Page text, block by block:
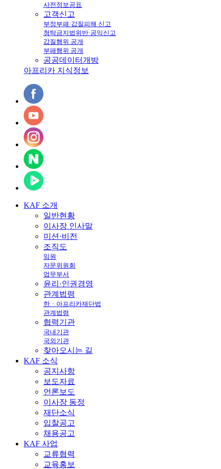
사전정보공표
고객신고
부정부패·갑질피해 신고
청탁금지법위반·공익신고
갑질행위 공개
부패행위 공개
공공데이터개방
아프리카 지식정보
KAF 소개
일반현황
이사장 인사말
미션·비전
조직도
임원
자문위원회
업무부서
윤리·인권경영
관계법령
한ㆍ아프리카재단법
관계법령
협력기관
국내기관
국외기관
찾아오시는 길
KAF 소식
공지사항
보도자료
언론보도
이사장 동정
재단소식
입찰공고
채용공고
KAF 사업
교류협력
교육홍보